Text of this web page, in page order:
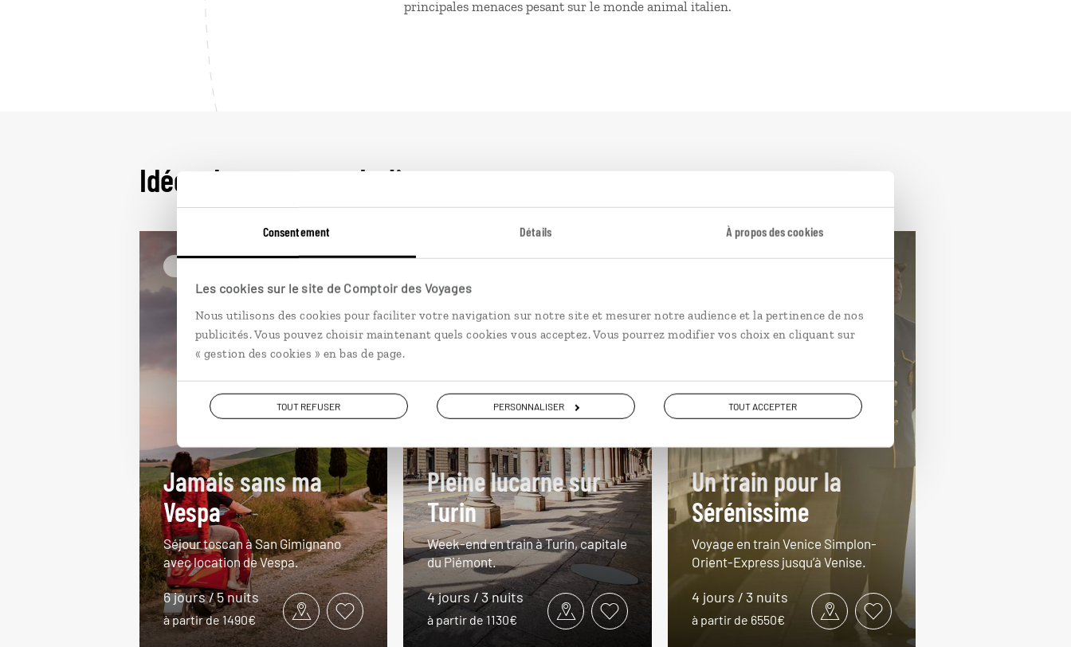
Consentement Détails À propos des cookies
Les cookies sur le site de Comptoir des Voyages
Nous utilisons des cookies pour faciliter votre navigation sur notre site et mesurer notre audience et la pertinence de nos
publicités. Vous pouvez choisir maintenant quels cookies vous acceptez. Vous pourrez modifier vos choix en cliquant sur
« gestion des cookies » en bas de page.
TOUT REFUSER PERSONNALISER TOUT ACCEPTER
principales menaces pesant sur le monde animal italien.
Idées de voyage en Italie
Jamais sans ma
Vespa
Séjour toscan à San Gimignano
avec location de Vespa.
6 jours / 5 nuits
à partir de 1490€
Pleine lucarne sur
Turin
Week-end en train à Turin, capitale
du Piémont.
4 jours / 3 nuits
à partir de 1130€
Un train pour la
Sérénissime
Voyage en train Venice Simplon-
Orient-Express jusqu’à Venise.
4 jours / 3 nuits
à partir de 6550€